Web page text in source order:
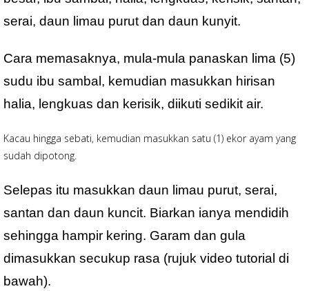
serai, daun limau purut dan daun kunyit.
Cara memasaknya, mula-mula panaskan lima (5)
sudu ibu sambal, kemudian masukkan hirisan
halia, lengkuas dan kerisik, diikuti sedikit air.
Kacau hingga sebati, kemudian masukkan satu (1) ekor ayam yang
sudah dipotong.
Selepas itu masukkan daun limau purut, serai,
santan dan daun kuncit. Biarkan ianya mendidih
sehingga hampir kering. Garam dan gula
dimasukkan secukup rasa (rujuk video tutorial di
bawah).